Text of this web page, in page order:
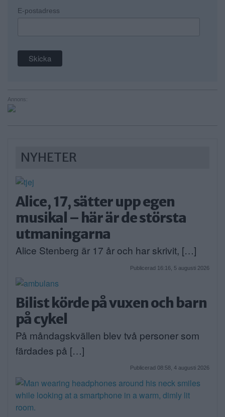
E-postadress
Annons:
NYHETER
Alice, 17, sätter upp egen
musikal – här är de största
utmaningarna
Alice Stenberg är 17 år och har skrivit, […]
Publicerad 16:16, 5 augusti 2026
Bilist körde på vuxen och barn
på cykel
På måndagskvällen blev två personer som
färdades på […]
Publicerad 08:58, 4 augusti 2026